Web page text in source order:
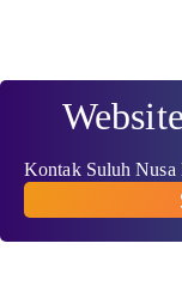
Kontak Suluh Nusa